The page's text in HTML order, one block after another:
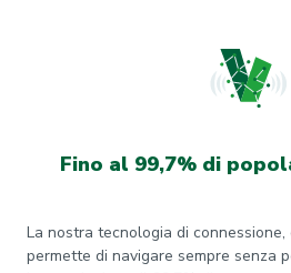
Fino al 99,7% di
La nostra tecnologia di connessione,
permette di navigare sempre senza